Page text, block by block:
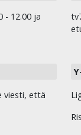
- 12.00 ja
viesti, että